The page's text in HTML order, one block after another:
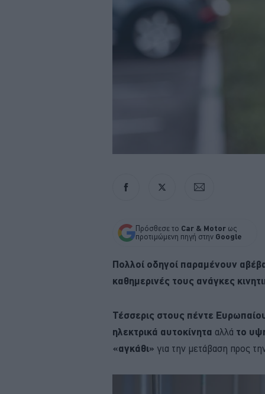
Πρόσθεσε το Car & Motor ως
προτιμώμενη πηγή στην Google
Πολλοί οδηγοί παραμένουν
καθημερινές τους ανάγκες
Τέσσερις στους πέντε
ηλεκτρικά αυτοκίνητα αλλά το
«αγκάθι» για την μετάβαση προς